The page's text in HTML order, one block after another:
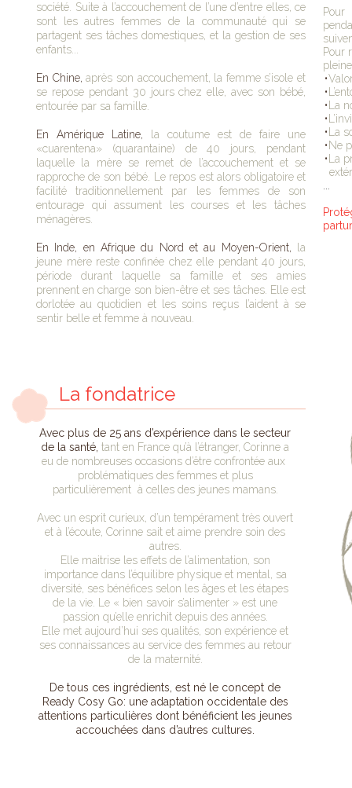
Avec plus de 25 ans d’expérience dans le secteur
de la santé, tant en France qu’à l’étranger, Corinne a
eu de nombreuses occasions d’être confrontée aux
problématiques des femmes et plus
particulièrement à celles des jeunes mamans.
Avec un esprit curieux, d’un tempérament très ouvert
et à l’écoute, Corinne sait et aime prendre soin des
autres.
Elle maitrise les effets de l’alimentation, son
importance dans l’équilibre physique et mental, sa
diversité, ses bénéfices selon les âges et les étapes
de la vie. Le « bien savoir s’alimenter » est une
passion qu’elle enrichit depuis des années.
Elle met aujourd’hui ses qualités, son expérience et
ses connaissances au service des femmes au retour
de la maternité.
De tous ces ingrédients, est né le concept de
Ready Cosy Go: une adaptation occidentale des
attentions particulières dont bénéficient les jeunes
accouchées dans d’autres cultures.
société. Suite à l’accouchement de l’une d’entre elles, ce
sont les autres femmes de la communauté qui se
partagent ses tâches domestiques, et la gestion de ses
enfants...
En Chine,après son accouchement, la femme s’isole et
se repose pendant 30 jours chez elle, avec son bébé,
entourée par sa famille.
En Amérique Latine,
la coutume est de faire une
«cuarentena» (quarantaine) de 40 jours, pendant
laquelle la mère se remet de l’accouchement et se
rapproche de son bébé. Le repos est alors obligatoire et
facilité traditionnellement par les femmes de son
entourage qui assument les courses et les tâches
ménagères.
En Inde, en Afrique du Nord et au Moyen-Orient, la
jeune mère reste confinée chez elle pendant 40 jours,
période durant laquelle sa famille et ses amies
prennent en charge son bien-être et ses tâches. Elle est
dorlotée au quotidien et les soins reçus l’aident à se
sentir belle et femme à nouveau.
Pour
•
•
•
La
•
•
La
• Ne
•
La
La fondatrice